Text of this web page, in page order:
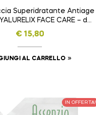
Superidratante Antiage
FACE CARE – da
400 ml
€15,80
AL CARRELLO
IN OFFERTA!